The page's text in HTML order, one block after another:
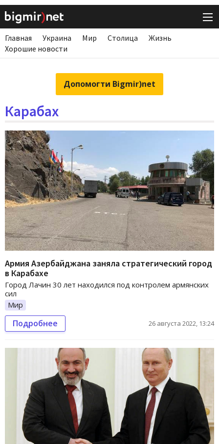
Главная Украина Мир Столица
Жизнь
Хорошие новости
Допомогти Bigmir)net
Карабах
Армия Азербайджана заняла стратегический город
в Карабахе
Город Лачин 30 лет находился под контролем армянских
сил
Мир
Подробнее 26 августа 2022, 13:24